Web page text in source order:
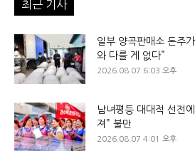
최근 기사
일부 양곡판매소 돈주
와 다를 게 없다”
2026.08.07 6:03 오후
남녀평등 대대적 선전
져” 불만
2026.08.07 4:01 오후